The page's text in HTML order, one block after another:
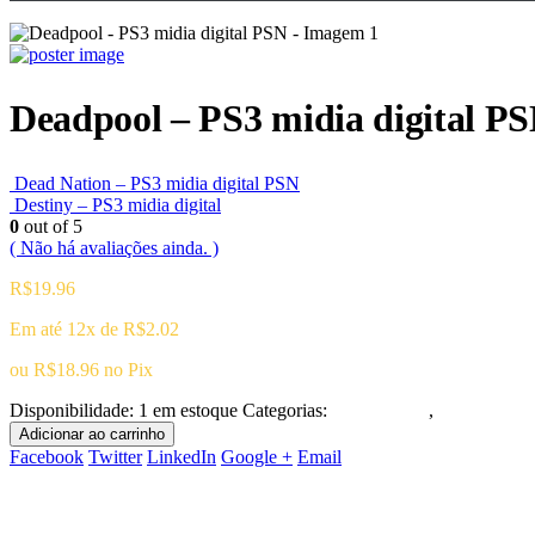
Deadpool – PS3 midia digital
Dead Nation – PS3 midia digital PSN
Destiny – PS3 midia digital
0 out of 5
( Não há avaliações ainda. )
R$19.96
Em até 12x de R$2.02
ou R$18.96 no Pix
Disponibilidade: 1 em estoque Categorias: ,
Adicionar ao carrinho
Facebook Twitter LinkedIn Google + Email